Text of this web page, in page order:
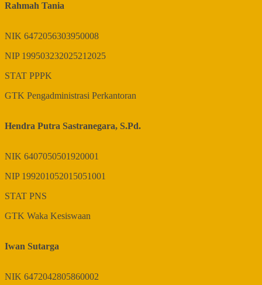
Rahmah Tania
NIK 6472056303950008
NIP 199503232025212025
STAT PPPK
GTK Pengadministrasi Perkantoran
Hendra Putra Sastranegara, S.Pd.
NIK 6407050501920001
NIP 199201052015051001
STAT PNS
GTK Waka Kesiswaan
Iwan Sutarga
NIK 6472042805860002